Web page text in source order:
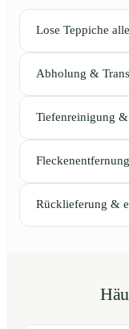
Lose Teppiche
Abholung &
Tiefenreinigung &
Rücklieferung &